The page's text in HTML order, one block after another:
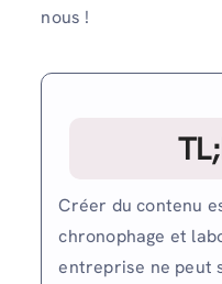
nous !
Créer du contenu
chronophage et
entreprise ne peut